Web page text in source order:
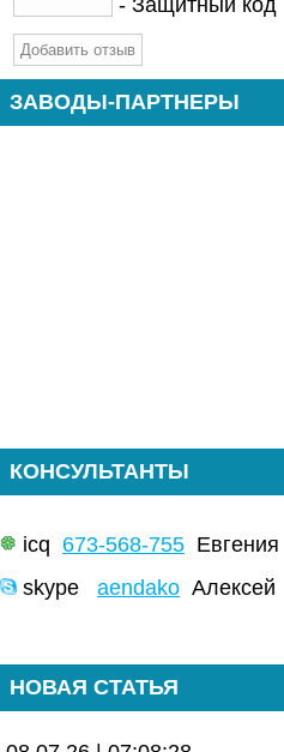
- Защитный код
ЗАВОДЫ-ПАРТНЕРЫ
КОНСУЛЬТАНТЫ
icq 673-568-755 Евгения
skype aendako Алексей
НОВАЯ СТАТЬЯ